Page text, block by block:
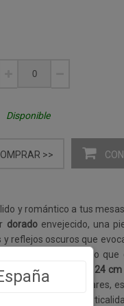
Disponible
>>
y romántico a tus
doradoenvejecido, una
reflejos oscuros que
, un material duradero
de
9,2 x 9,2 x 24 cm
mesitas auxiliares,
donde aporta